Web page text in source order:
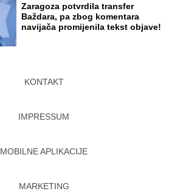
Zaragoza potvrdila transfer
Baždara, pa zbog komentara
navijača promijenila tekst objave!
KONTAKT
IMPRESSUM
MOBILNE APLIKACIJE
MARKETING